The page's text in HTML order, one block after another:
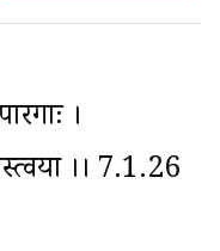
।
।। 7.1.26